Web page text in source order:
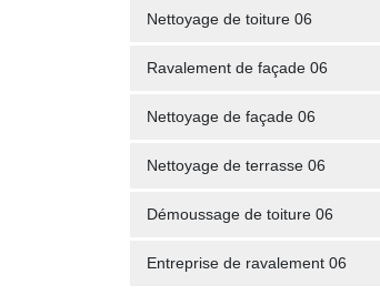
Nettoyage de toiture 06
Ravalement de façade 06
Nettoyage de façade 06
Nettoyage de terrasse 06
Démoussage de toiture 06
Entreprise de ravalement 06